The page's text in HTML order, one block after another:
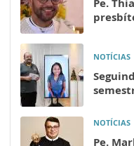
Pe.
NOTÍCIAS
NOTÍCIAS
Pe.